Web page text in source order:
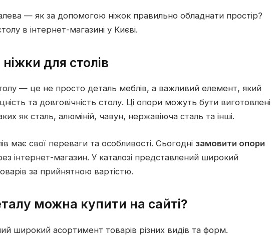
— як за допомогою ніжок правильно обладнати простір?
в інтернет-магазині у Києві.
для столів
— це не просто деталь меблів, а важливий елемент, який
та довговічність столу. Ці опори можуть бути виготовлені
як сталь, алюміній, чавун, нержавіюча сталь та інші.
має свої переваги та особливості. Сьогодні замовити опори
інтернет-магазин. У каталозі представлений широкий
за прийнятною вартістю.
можна купити на сайті?
широкий асортимент товарів різних видів та форм.